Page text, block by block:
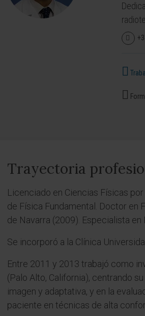
Trayectoria
Licenciado en Ciencias Físicas
de Física Fundamental. Doctor en
de Navarra (2009). Especialista
Se incorporó a la Clínica
Entre 2011 y 2013 trabajó como
(Palo Alto, California), centrando
imagen y adaptativa, y en la
paciente en técnicas de alta